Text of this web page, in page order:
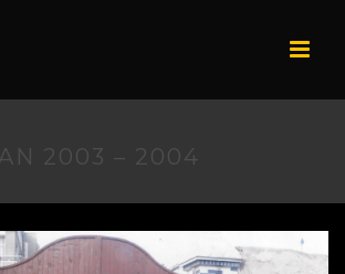
2003 – 2004